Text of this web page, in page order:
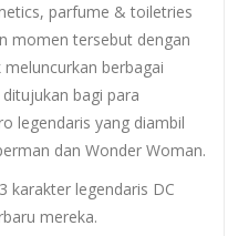
parfume & toiletries
momen tersebut dengan
berbagai
bagi para
legendaris yang diambil
dan Wonder Woman.
karakter legendaris DC
mereka.